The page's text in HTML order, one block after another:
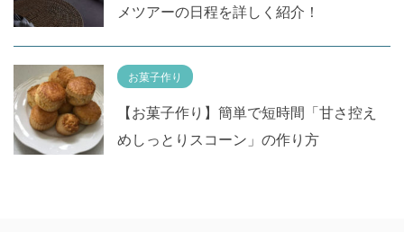
メツアーの日程を詳しく紹介！
お菓子作り
【お菓子作り】簡単で短時間「甘さ控え
めしっとりスコーン」の作り方